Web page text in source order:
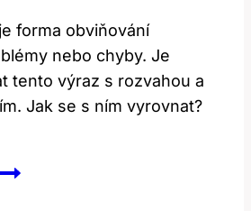
forma obviňování
nebo chyby. Je
tento výraz s rozvahou a
Jak se s ním vyrovnat?